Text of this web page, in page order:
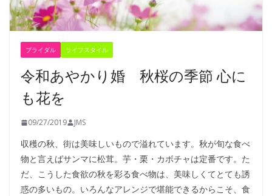
ブライダル ライフスタイル
令和あやかり婚 秋桜の季節 心に
も花を
09/27/2019 JMS
収穫の秋、街は美味しいもので溢れています。秋が旬な食べ
物と言えばサンマに松茸。芋・栗・カボチャは定番です。た
だ、こうした食欲の秋を彩る食べ物は、美味しくてとても誘
惑の多いもの。いろんなアレンジで堪能できるからこそ、食